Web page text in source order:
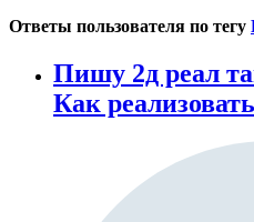
Ответы пользователя по тегу
Пишу 2д реал
Как